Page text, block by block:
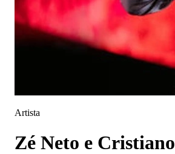
Artista
Zé Neto e Cristiano